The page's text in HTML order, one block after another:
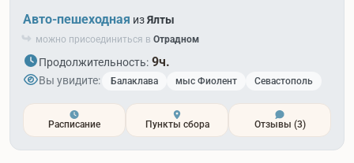
Авто-пешеходная изЯлты
можно присоединиться в Отрадном
Продолжительность: 9ч.
Вы увидите: Балаклава мыс Фиолент Севастополь
Расписание Пункты сбора Отзывы (3)